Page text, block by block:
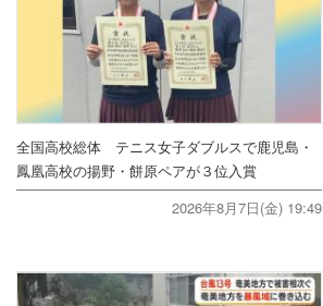
全国高校総体 テニス女子ダブルスで鹿児島・
鳳凰高校の揚野・餅原ペアが３位入賞
2026年8月7日(金) 19:49